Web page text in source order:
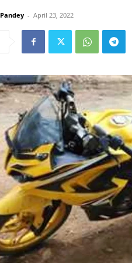
- April 23, 2022